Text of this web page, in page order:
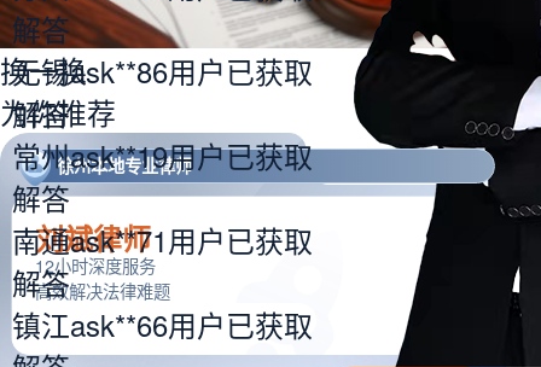
换一换
为你推荐
徐州本地专业律师
刘斌律师
12小时深度服务
高效解决法律难题
解答
无锡ask**86用户已获取
解答
常州ask**19用户已获取
解答
南通ask**71用户已获取
解答
镇江ask**66用户已获取